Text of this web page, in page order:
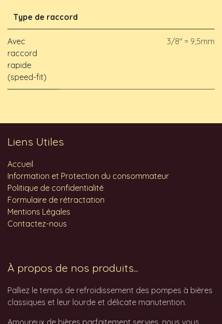
Type de raccord
Avec
raccord
rapide
(speed-fit)
3/8" = 9,5mm
Liens Utiles
Accueil
Information et Protection du consommateur
Politique de confidentialité
Formulaire de rétractation
Mentions Légales
Contactez-nous
À propos de nos produits...
Palliez le temps de refroidissement des pompes à bières
classiques et leur lourde et délicate manutention.